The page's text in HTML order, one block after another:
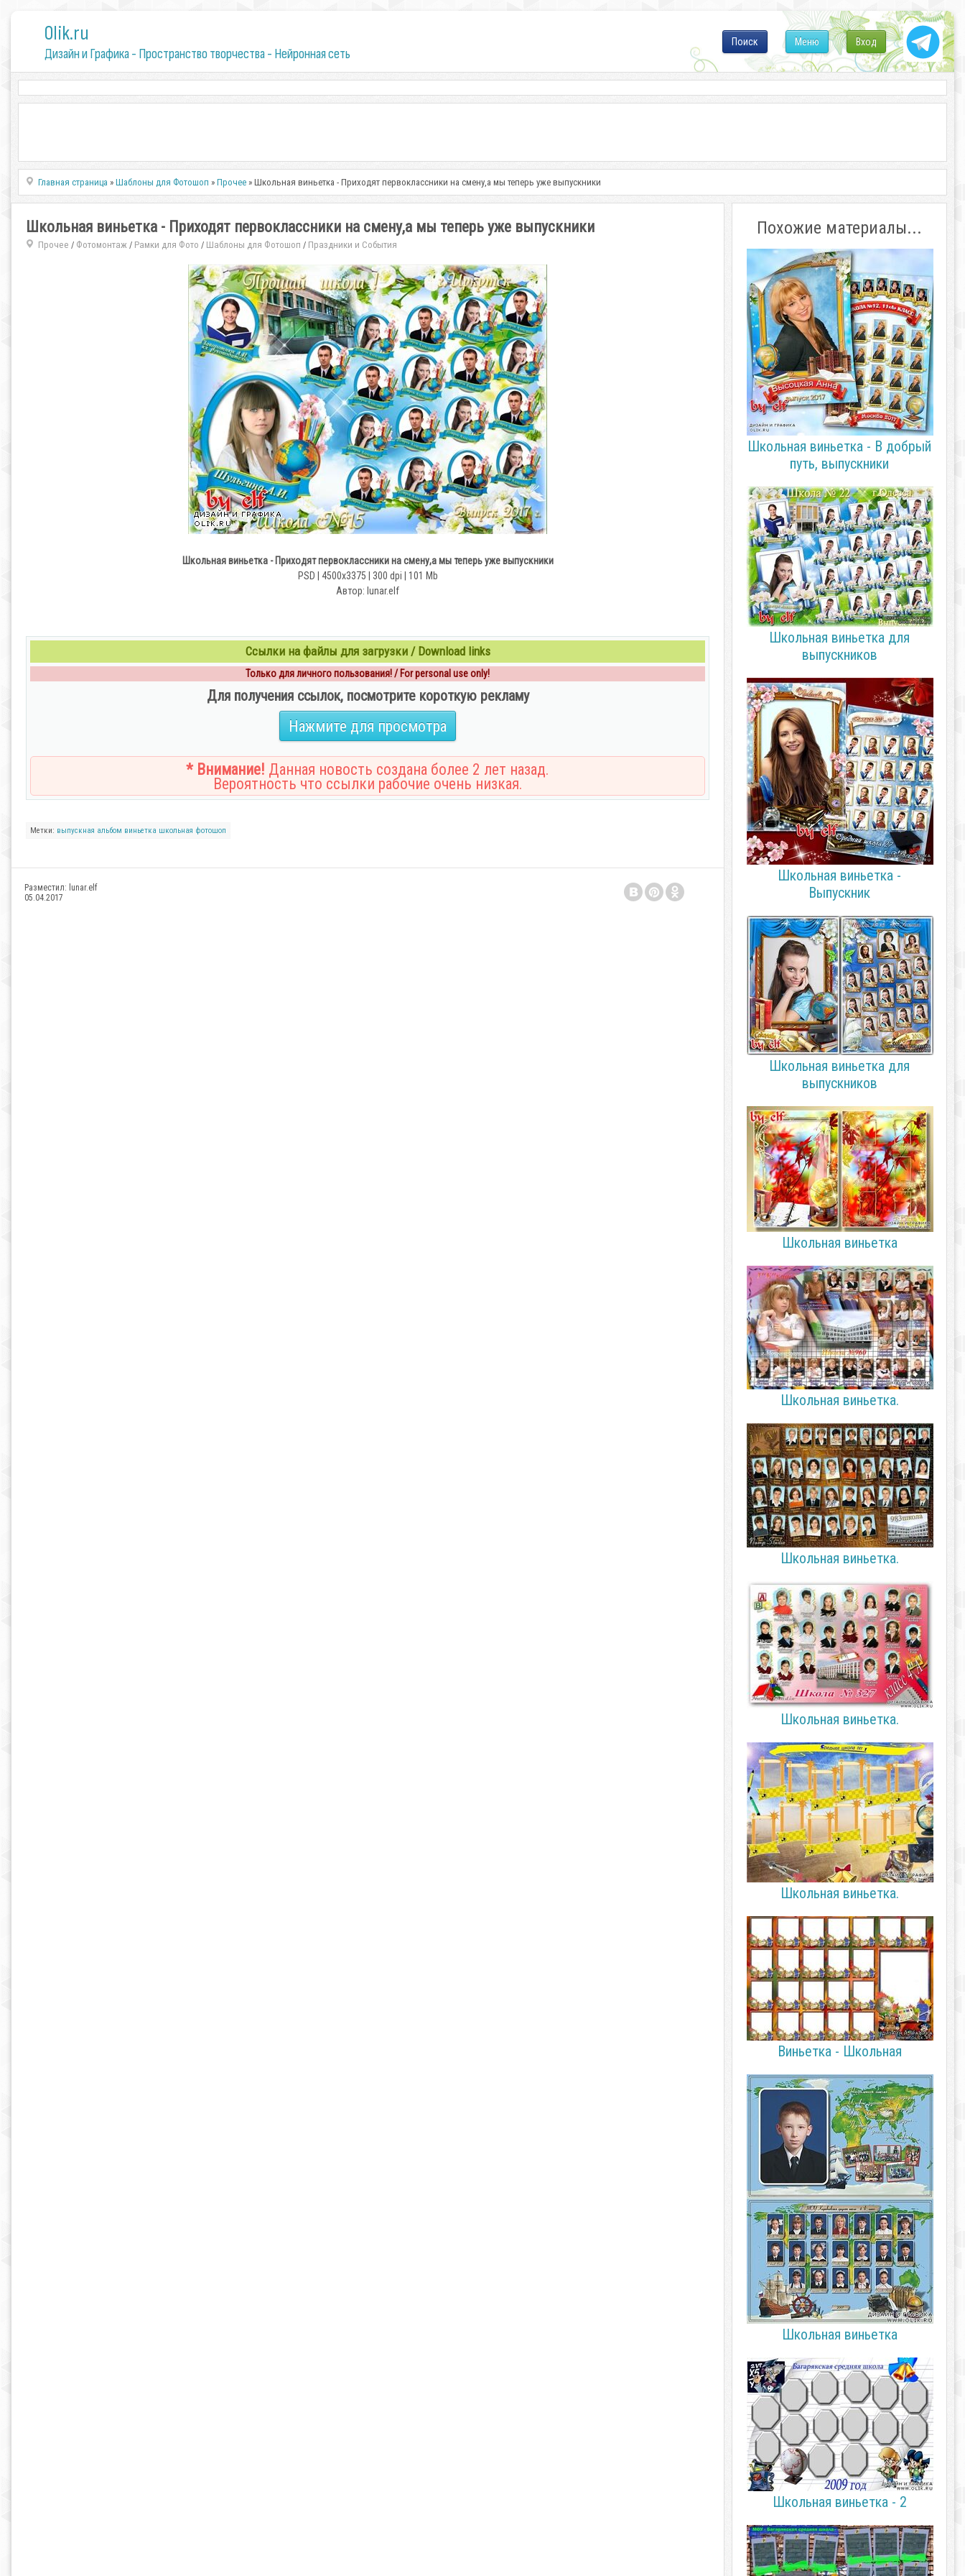
0lik.ru
Дизайн и Графика - Пространство творчества - Нейронная сеть
Вход
Меню
Поиск
Главная страница »Шаблоны для Фотошоп »Прочее » Школьная виньетка - Приходят первоклассники на смену,а мы теперь уже выпускники
Школьная виньетка - Приходят первоклассники на смену,а мы теперь уже выпускники
Прочее / Фотомонтаж/ Рамки для Фото / Шаблоны для Фотошоп / Праздники и События
Школьная виньетка - Приходят первоклассники на смену,а мы теперь уже выпускники
PSD | 4500x3375 | 300 dpi | 101 Мb
Автор: lunar.elf
Ссылки на файлы для загрузки / Download links
Только для личного пользования! / For personal use only!
Для получения ссылок, посмотрите короткую рекламу
Нажмите для просмотра
* Внимание! Данная новость создана более 2 лет назад.
Вероятность что ссылки рабочие очень низкая.
Метки: выпускная альбом виньетка школьная фотошоп
Разместил: lunar.elf
05.04.2017
Похожие материалы...
Школьная виньетка - В добрый
путь, выпускники
Школьная виньетка для
выпускников
Школьная виньетка -
Выпускник
Школьная виньетка для
выпускников
Школьная виньетка
Школьная виньетка.
Школьная виньетка.
Школьная виньетка.
Школьная виньетка.
Виньетка - Школьная
Школьная виньетка
Школьная виньетка - 2